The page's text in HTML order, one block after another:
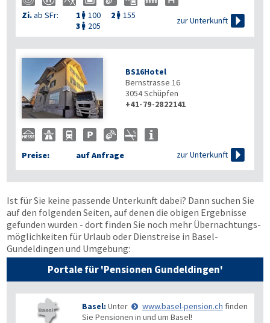
Zi.ab SFr: 1  100 2  155
3  205
zur Unterkunft 
BS16Hotel
Bernstrasse 16
3054Schüpfen
+41-79-2822141
Preise: auf Anfrage zur Unterkunft 
Ist für Sie keine passende Unterkunft dabei? Dann suchen Sie
auf den folgenden Seiten, auf denen die obigen Ergebnisse
gefunden wurden - dort finden Sie noch mehr Übernachtungs­
möglichkeiten für Urlaub oder Dienstreise in Basel-
Gundeldingen und Umgebung:
Portale für 'Pensionen Gundeldingen'
Basel: Unter www.basel-pension.ch finden
Sie Pensionen in und um Basel!